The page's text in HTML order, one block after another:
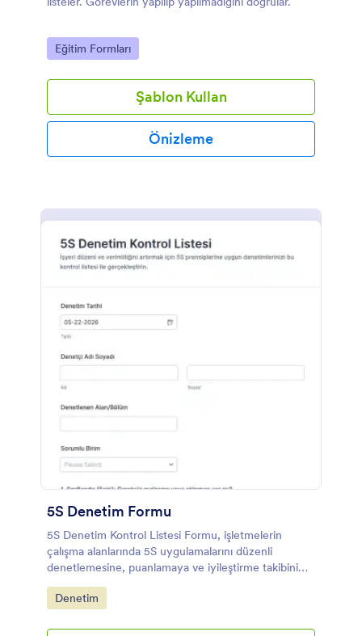
Go to Category:
Eğitim Formları
Şablon Kullan
Önizleme
5S Denetim Formu
5S Denetim Kontrol Listesi Formu, işletmelerin
çalışma alanlarında 5S uygulamalarını düzenli
denetlemesine, puanlamaya ve iyileştirme takibini
tek yerde yürütmesine yardımcı olur.
Go to Category:
Denetim